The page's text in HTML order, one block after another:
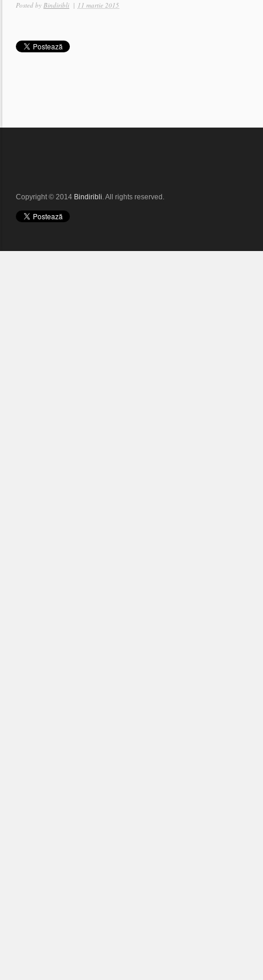
Posted by Bindiribli | 11 martie 2015
Copyright © 2014 Bindiribli. All rights reserved.